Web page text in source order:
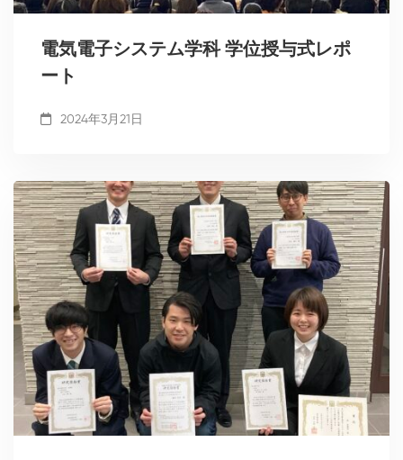
電気電子システム学科 学位授与式レポ
ート
2024年3月21日